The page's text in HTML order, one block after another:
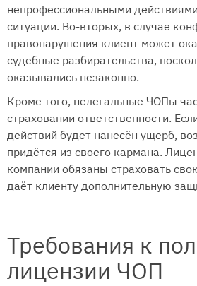
непрофессиональными
ситуации. Во-вторых, в случае
правонарушения клиент может
судебные разбирательства,
оказывались незаконно.
Кроме того, нелегальные ЧОПы
страховании ответственности.
действий будет нанесён ущерб,
придётся из своего кармана.
компании обязаны страховать
даёт клиенту дополнительную
Требования к
лицензии ЧОП